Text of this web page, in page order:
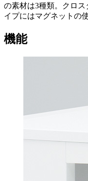
の素材は3種類。クロ
イプにはマグネットの
機能